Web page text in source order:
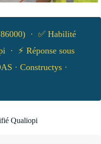
· ✅ Habilité
· ⚡ Réponse sous
· Constructys ·
Qualiopi